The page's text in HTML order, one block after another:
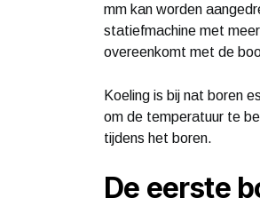
mm kan worden
statiefmachine met
overeenkomt met de
Koeling is bij nat boren
om de temperatuur te
tijdens het boren.
De eerste